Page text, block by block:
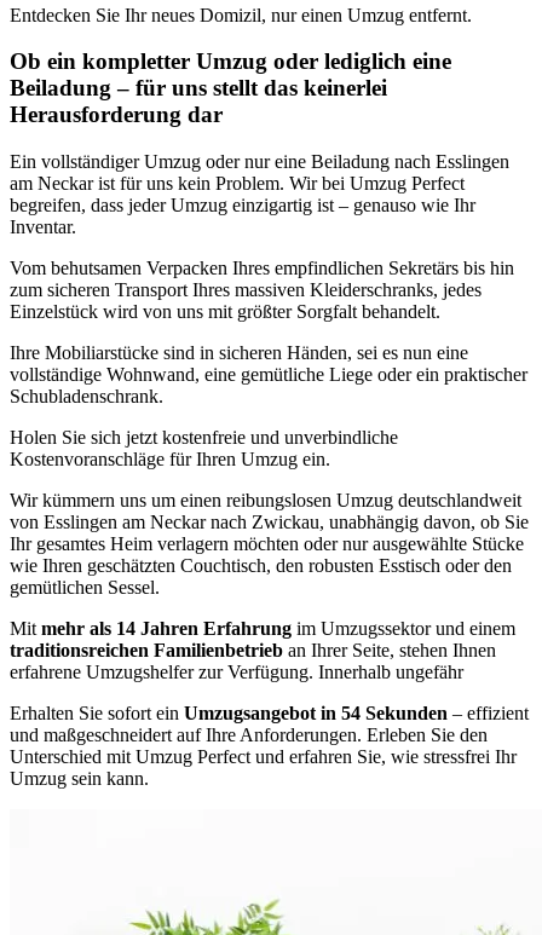
Entdecken Sie Ihr neues Domizil, nur einen Umzug entfernt.
Ob ein kompletter Umzug oder lediglich eine
Beiladung – für uns stellt das keinerlei
Herausforderung dar
Ein vollständiger Umzug oder nur eine Beiladung nach Esslingen
am Neckar ist für uns kein Problem. Wir bei Umzug Perfect
begreifen, dass jeder Umzug einzigartig ist – genauso wie Ihr
Inventar.
Vom behutsamen Verpacken Ihres empfindlichen Sekretärs bis hin
zum sicheren Transport Ihres massiven Kleiderschranks, jedes
Einzelstück wird von uns mit größter Sorgfalt behandelt.
Ihre Mobiliarstücke sind in sicheren Händen, sei es nun eine
vollständige Wohnwand, eine gemütliche Liege oder ein praktischer
Schubladenschrank.
Holen Sie sich jetzt kostenfreie und unverbindliche
Kostenvoranschläge für Ihren Umzug ein.
Wir kümmern uns um einen reibungslosen Umzug deutschlandweit
von Esslingen am Neckar nach Zwickau, unabhängig davon, ob Sie
Ihr gesamtes Heim verlagern möchten oder nur ausgewählte Stücke
wie Ihren geschätzten Couchtisch, den robusten Esstisch oder den
gemütlichen Sessel.
Mit mehr als 14 Jahren Erfahrung im Umzugssektor und einem
traditionsreichen Familienbetrieb an Ihrer Seite, stehen Ihnen
erfahrene Umzugshelfer zur Verfügung. Innerhalb ungefähr
Erhalten Sie sofort ein Umzugsangebot in 54 Sekunden – effizient
und maßgeschneidert auf Ihre Anforderungen. Erleben Sie den
Unterschied mit Umzug Perfect und erfahren Sie, wie stressfrei Ihr
Umzug sein kann.